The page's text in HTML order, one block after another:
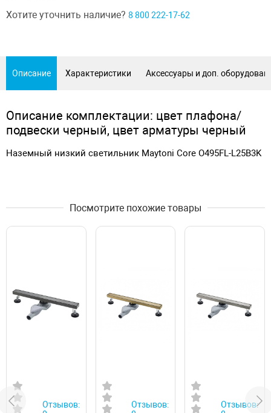
Хотите уточнить наличие? 8 800 222-17-62
Описание Характеристики Аксессуары и доп.
Описание комплектации: цвет плафона/
подвески черный, цвет арматуры черный
Наземный низкий светильник Maytoni Core O495FL-L25B3K
Посмотрите похожие товары
Отзывов:
Отзывов:
Отзывов: